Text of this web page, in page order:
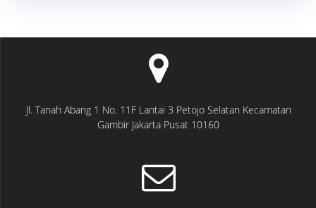
Jl. Tanah Abang 1 No. 11F Lantai 3 Petojo Selatan Kecamatan
Gambir Jakarta Pusat 10160